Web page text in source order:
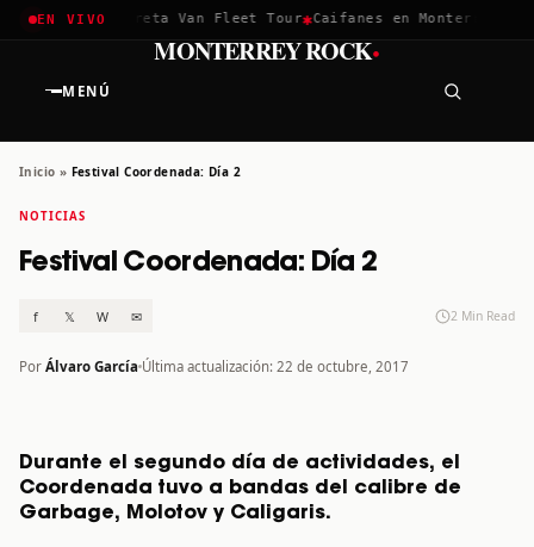
EN VIVO
2026✱Greta Van Fleet Tour✱Caifanes en Monterrey · 12
MENÚ
MONTERREY ROCK·
Inicio » Festival Coordenada: Día 2
NOTICIAS
Festival Coordenada: Día 2
f 𝕏 W ✉ 2 Min Read
Por Álvaro García Última actualización: 22 de octubre, 2017
Durante el segundo día de actividades, el
Coordenada tuvo a bandas del calibre de
Garbage, Molotov y Caligaris.